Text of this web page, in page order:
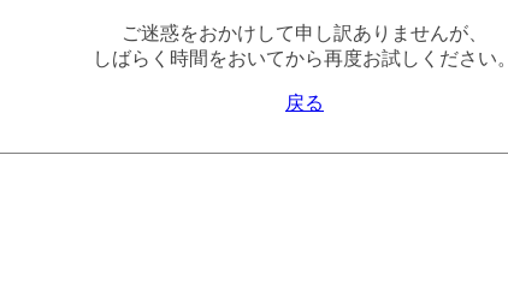
ご迷惑をおかけして申し訳ありませんが、
しばらく時間をおいてから再度お試しください。
戻る